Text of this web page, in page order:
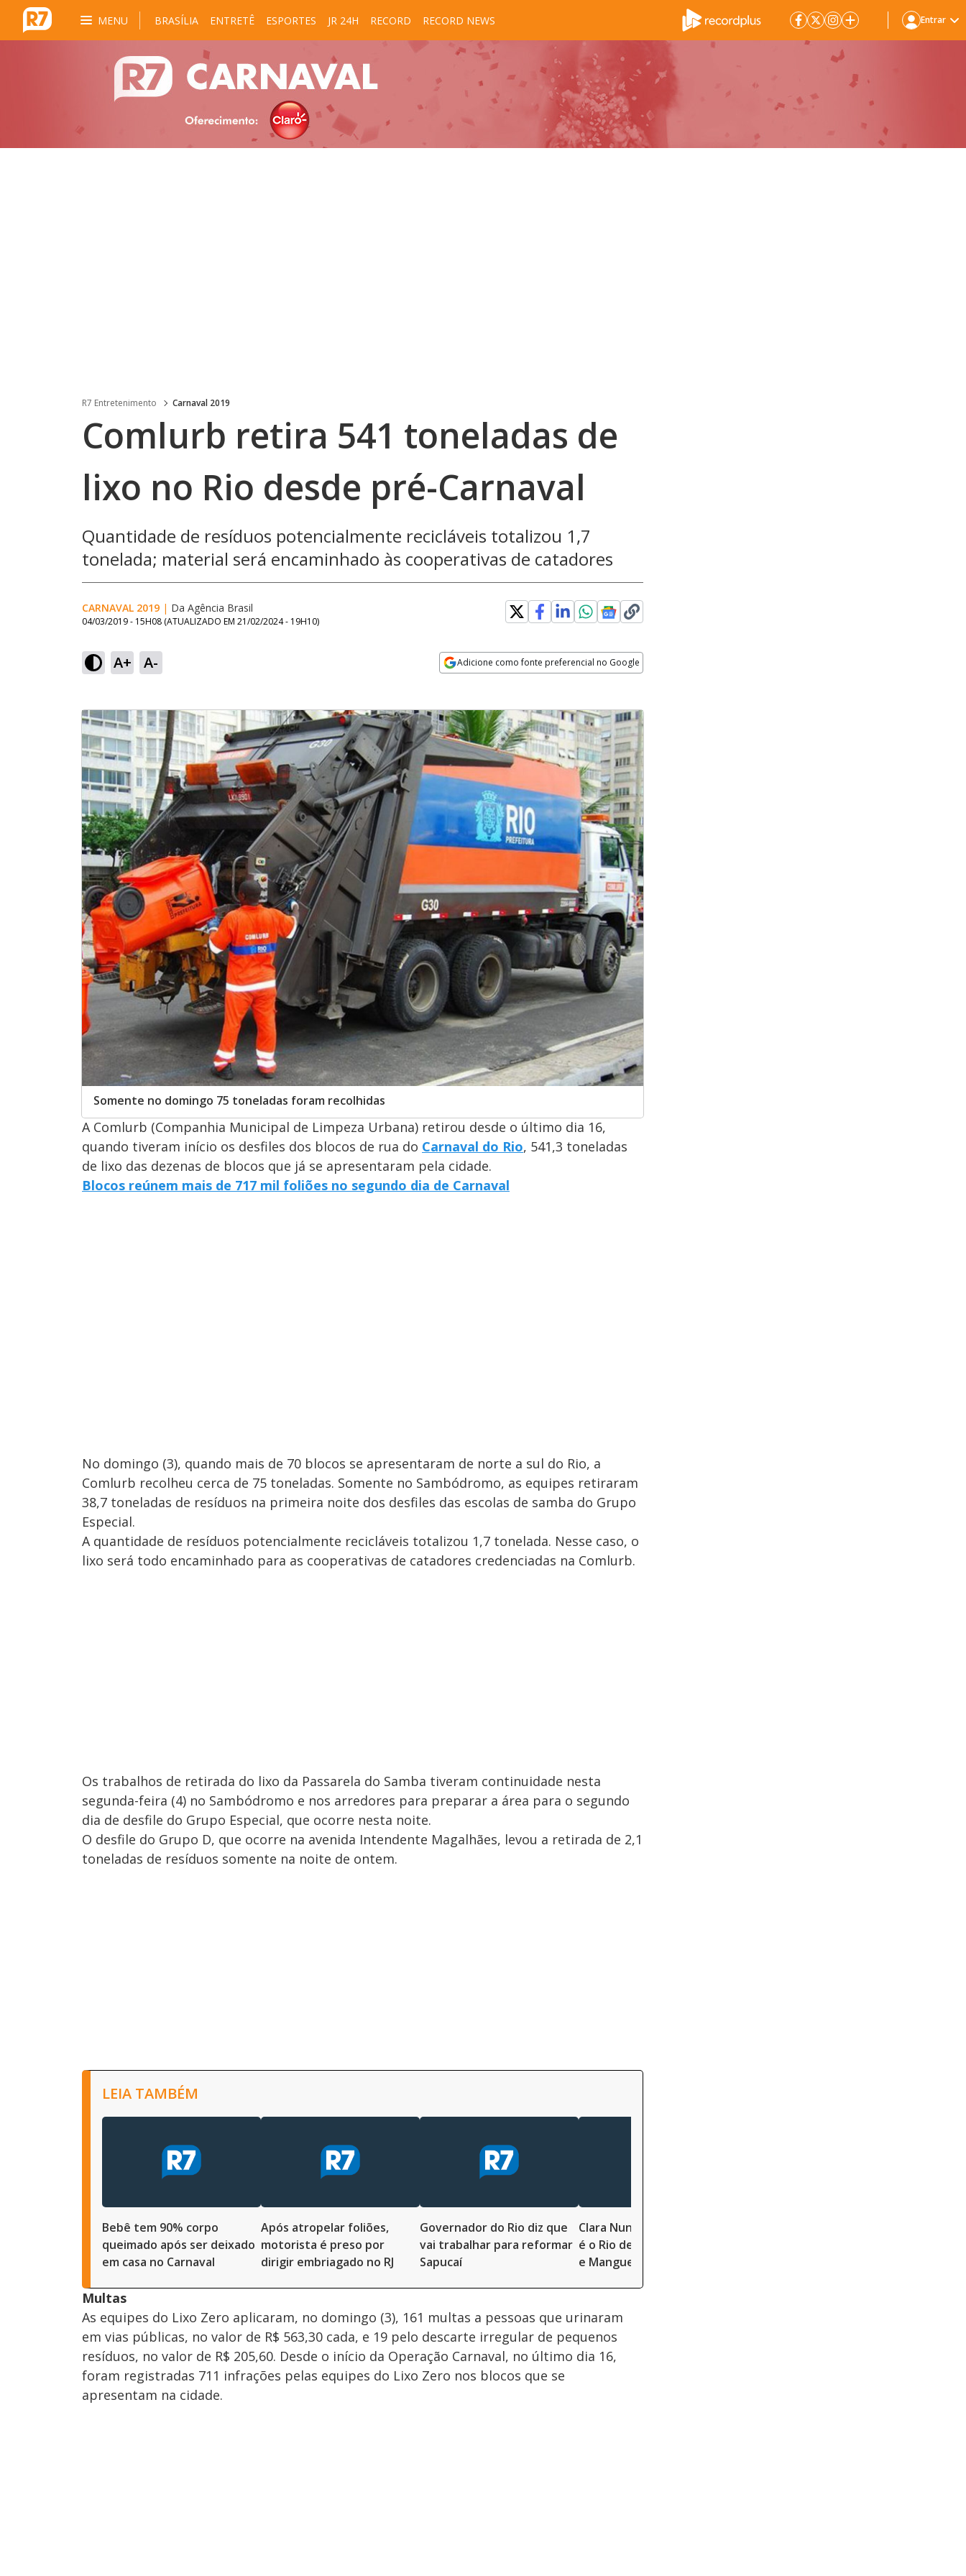
MENU BRASÍLIA ENTRETÊ ESPORTES JR 24H RECORD RECORD NEWS Entrar
R7 Entretenimento Carnaval 2019
Comlurb retira 541 toneladas de
lixo no Rio desde pré-Carnaval
Quantidade de resíduos potencialmente recicláveis totalizou 1,7
tonelada; material será encaminhado às cooperativas de catadores
CARNAVAL 2019 | Da Agência Brasil
04/03/2019 - 15H08 (ATUALIZADO EM 21/02/2024 - 19H10)
A+ A- Adicione como fonte preferencial no Google
Somente no domingo 75 toneladas foram recolhidas
A Comlurb (Companhia Municipal de Limpeza Urbana) retirou desde o último dia 16,
quando tiveram início os desfiles dos blocos de rua do Carnaval do Rio, 541,3 toneladas
de lixo das dezenas de blocos que já se apresentaram pela cidade.
Blocos reúnem mais de 717 mil foliões no segundo dia de Carnaval
No domingo (3), quando mais de 70 blocos se apresentaram de norte a sul do Rio, a
Comlurb recolheu cerca de 75 toneladas. Somente no Sambódromo, as equipes retiraram
38,7 toneladas de resíduos na primeira noite dos desfiles das escolas de samba do Grupo
Especial.
A quantidade de resíduos potencialmente recicláveis totalizou 1,7 tonelada. Nesse caso, o
lixo será todo encaminhado para as cooperativas de catadores credenciadas na Comlurb.
Os trabalhos de retirada do lixo da Passarela do Samba tiveram continuidade nesta
segunda-feira (4) no Sambódromo e nos arredores para preparar a área para o segundo
dia de desfile do Grupo Especial, que ocorre nesta noite.
O desfile do Grupo D, que ocorre na avenida Intendente Magalhães, levou a retirada de 2,1
toneladas de resíduos somente na noite de ontem.
LEIA TAMBÉM
Bebê tem 90% corpo
queimado após ser deixado
em casa no Carnaval
Após atropelar foliões,
motorista é preso por
dirigir embriagado no RJ
Governador do Rio diz que
vai trabalhar para reformar
Sapucaí
Clara Nunes versus Marielle:
é o Rio de Janeiro de Portela
e Mangueira
Multas
As equipes do Lixo Zero aplicaram, no domingo (3), 161 multas a pessoas que urinaram
em vias públicas, no valor de R$ 563,30 cada, e 19 pelo descarte irregular de pequenos
resíduos, no valor de R$ 205,60. Desde o início da Operação Carnaval, no último dia 16,
foram registradas 711 infrações pelas equipes do Lixo Zero nos blocos que se
apresentam na cidade.